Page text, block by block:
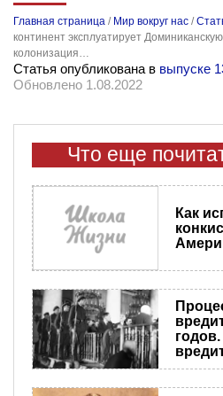
Главная страница / Мир вокруг нас /
континент эксплуатирует
колонизация…
Статья опубликована в выпуске
Обновлено 1.08.2022
Что еще
Как